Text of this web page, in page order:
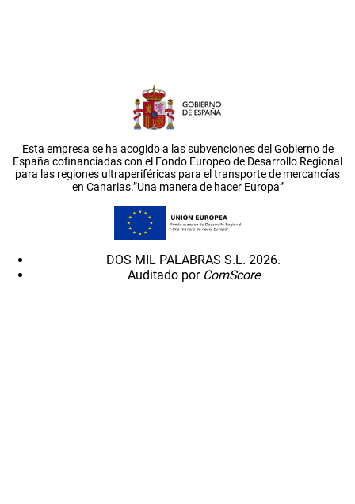
Esta empresa se ha acogido a las subvenciones del Gobierno de
España cofinanciadas con el Fondo Europeo de Desarrollo Regional
para las regiones ultraperiféricas para el transporte de mercancías
en Canarias.”Una manera de hacer Europa”
DOS MIL PALABRAS S.L. 2026.
Auditado por ComScore